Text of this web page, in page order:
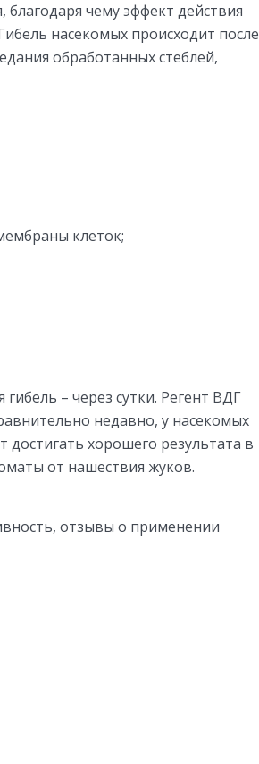
чему эффект действия
насекомых происходит после
обработанных стеблей,
клеток;
– через сутки. Регент ВДГ
недавно, у насекомых
достигать хорошего результата в
от нашествия жуков.
отзывы о применении